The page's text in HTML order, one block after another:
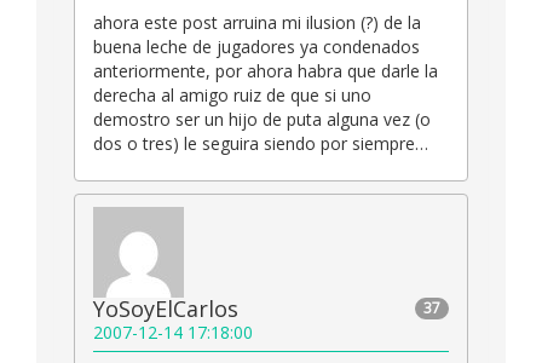
ahora este post arruina mi ilusion (?) de la
buena leche de jugadores ya condenados
anteriormente, por ahora habra que darle la
derecha al amigo ruiz de que si uno
demostro ser un hijo de puta alguna vez (o
dos o tres) le seguira siendo por siempre…
37
YoSoyElCarlos
2007-12-14 17:18:00